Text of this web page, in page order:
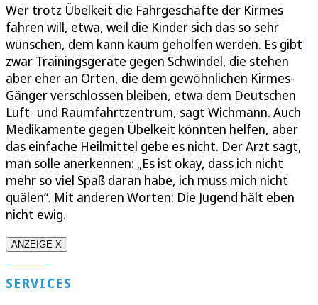
Wer trotz Übelkeit die Fahrgeschäfte der Kirmes
fahren will, etwa, weil die Kinder sich das so sehr
wünschen, dem kann kaum geholfen werden. Es gibt
zwar Trainingsgeräte gegen Schwindel, die stehen
aber eher an Orten, die dem gewöhnlichen Kirmes-
Gänger verschlossen bleiben, etwa dem Deutschen
Luft- und Raumfahrtzentrum, sagt Wichmann. Auch
Medikamente gegen Übelkeit könnten helfen, aber
das einfache Heilmittel gebe es nicht. Der Arzt sagt,
man solle anerkennen: „Es ist okay, dass ich nicht
mehr so viel Spaß daran habe, ich muss mich nicht
quälen“. Mit anderen Worten: Die Jugend hält eben
nicht ewig.
ANZEIGE X
SERVICES